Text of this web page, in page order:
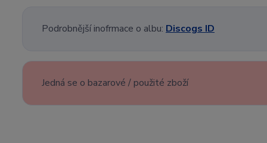
Podrobnější inofrmace o albu: Discogs ID
Jedná se o bazarové / použité zboží